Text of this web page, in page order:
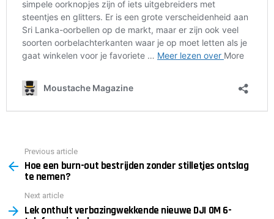
more
Previous article
Hoe een burn-out bestrijden zonder stilletjes ontslag
te nemen?
Next article
Lek onthult verbazingwekkende nieuwe DJI OM 6-